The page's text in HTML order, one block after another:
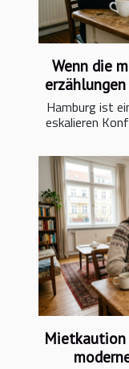
Wenn die
Hamburg ist
eskalieren